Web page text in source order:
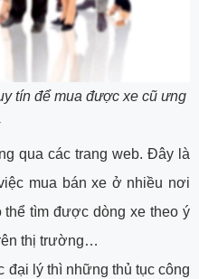
tín để mua được xe cũ ưng
qua các trang web. Đây là
mua bán xe ở nhiều nơi
tìm được dòng xe theo ý
thị trường…
đại lý thì những thủ tục công